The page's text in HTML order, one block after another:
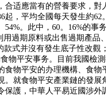
應當有的營養要求，對
起，平均全國每天發生約
54%。此中，60。16%的
用過期原料或出售過期產
款式并沒有發生底子性改
物平安事务。目前我國檢
食物平安的办理機構、食
。就食物平安產業鏈的發
保護，中華人平易近國涉